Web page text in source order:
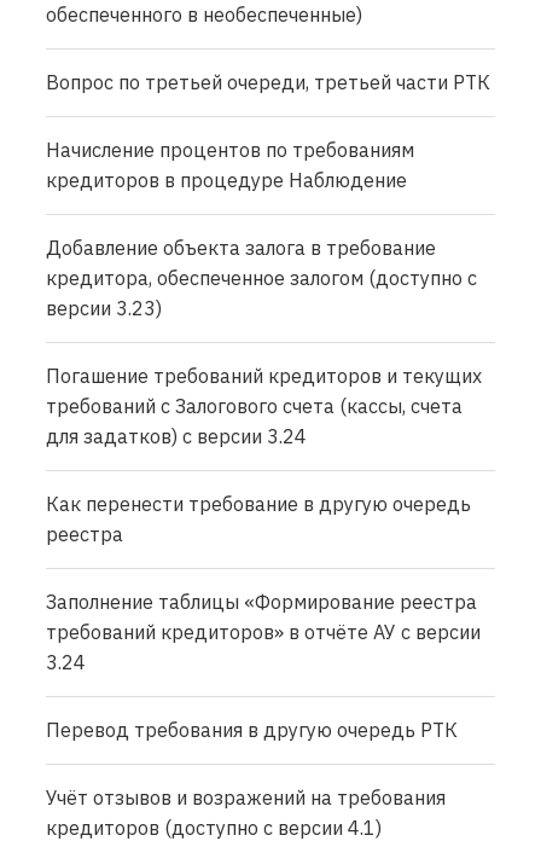
обеспеченного в необеспеченные)
Вопрос по третьей очереди, третьей части РТК
Начисление процентов по требованиям
кредиторов в процедуре Наблюдение
Добавление объекта залога в требование
кредитора, обеспеченное залогом (доступно с
версии 3.23)
Погашение требований кредиторов и текущих
требований с Залогового счета (кассы, счета
для задатков) с версии 3.24
Как перенести требование в другую очередь
реестра
Заполнение таблицы «Формирование реестра
требований кредиторов» в отчёте АУ с версии
3.24
Перевод требования в другую очередь РТК
Учёт отзывов и возражений на требования
кредиторов (доступно с версии 4.1)